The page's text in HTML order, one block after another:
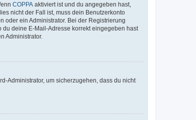
COPPA aktiviert ist und du angegeben hast,
nicht der Fall ist, muss dein Benutzerkonto
oder ein Administrator. Bei der Registrierung
deine E-Mail-Adresse korrekt eingegeben hast
Administrator.
Administrator, um sicherzugehen, dass du nicht